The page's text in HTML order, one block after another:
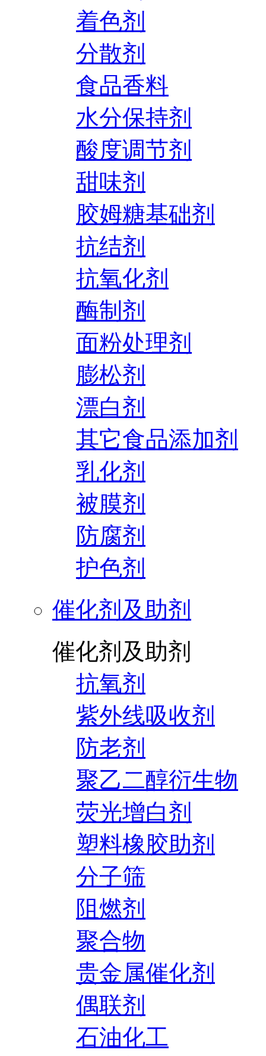
着色剂
分散剂
食品香料
水分保持剂
酸度调节剂
甜味剂
胶姆糖基础剂
抗结剂
抗氧化剂
酶制剂
面粉处理剂
膨松剂
漂白剂
其它食品添加剂
乳化剂
被膜剂
防腐剂
护色剂
催化剂及助剂
催化剂及助剂
抗氧剂
紫外线吸收剂
防老剂
聚乙二醇衍生物
荧光增白剂
塑料橡胶助剂
分子筛
阻燃剂
聚合物
贵金属催化剂
偶联剂
石油化工